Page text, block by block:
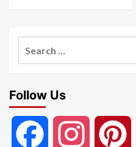
Follow Us
Facebook Instagram